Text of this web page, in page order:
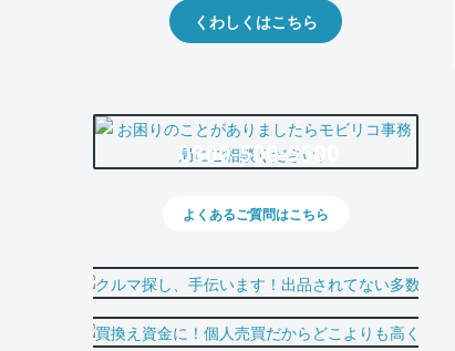
くわしくはこちら
0800-500-5500
よくあるご質問はこちら